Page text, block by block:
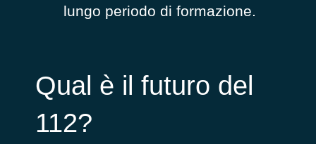
lungo periodo di formazione.
Qual è il futuro del
112?